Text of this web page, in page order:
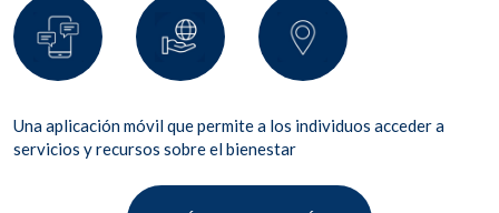
Una aplicación móvil que permite a los individuos acceder a
servicios y recursos sobre el bienestar